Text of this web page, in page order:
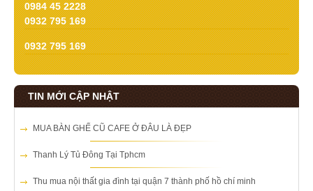
0984 45 2228
0932 795 169
0932 795 169
TIN MỚI CẬP NHẬT
MUA BÀN GHẾ CŨ CAFE Ở ĐÂU LÀ ĐẸP
Thanh Lý Tủ Đông Tại Tphcm
Thu mua nội thất gia đình tại quận 7 thành phố hồ chí minh